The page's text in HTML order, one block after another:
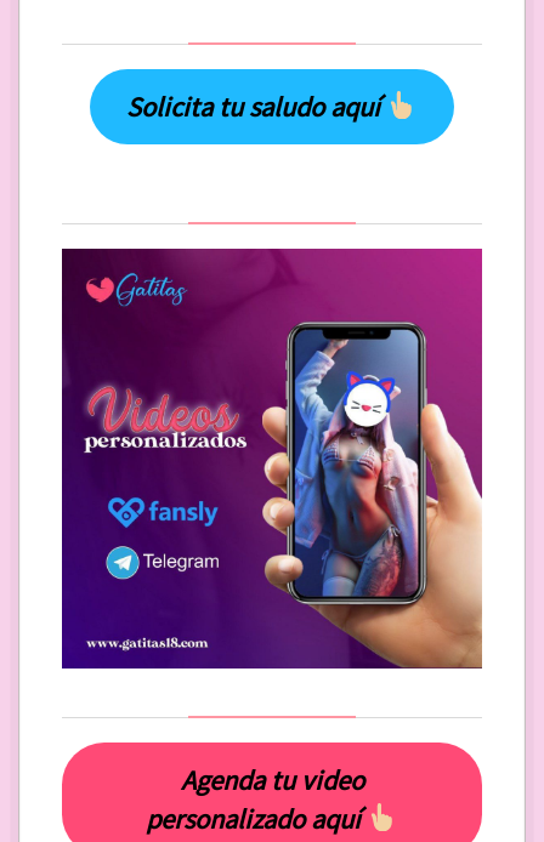
Solicita tu saludo aquí
Agenda tu video
personalizado aquí